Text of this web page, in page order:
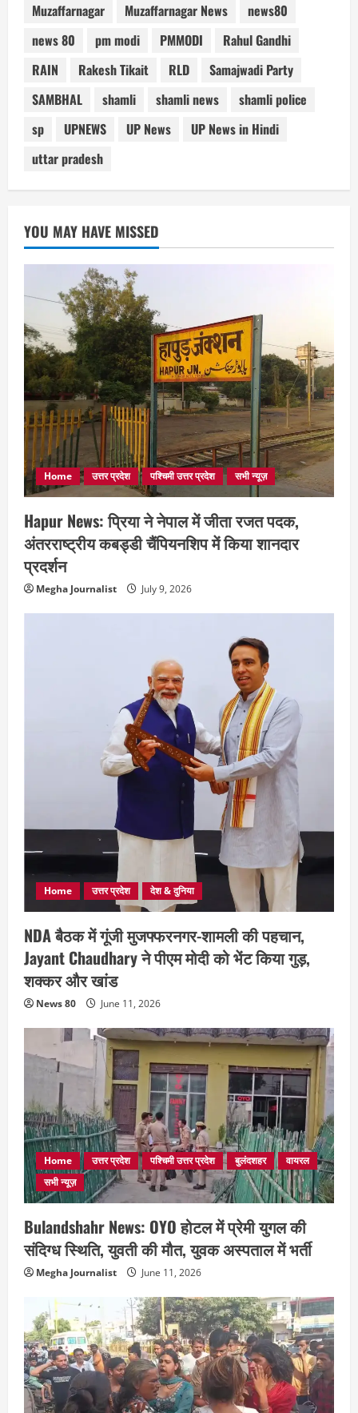
Muzaffarnagar
Muzaffarnagar News
news80
news 80
pm modi PMMODI
Rahul Gandhi
RAIN
Rakesh Tikait RLD
Samajwadi Party
SAMBHAL
shamli shamli news
shamli police
sp
UPNEWS UP News
UP News in Hindi
uttar pradesh
YOU MAY HAVE MISSED
Home उत्तर प्रदेश पश्चिमी उत्तर प्रदेश सभी न्यूज़
Hapur News: प्रिया ने नेपाल में जीता रजत पदक,
अंतरराष्ट्रीय कबड्डी चैंपियनशिप में किया शानदार
प्रदर्शन
Megha Journalist July 9, 2026
Home उत्तर प्रदेश देश & दुनिया
NDA बैठक में गूंजी मुजफ्फरनगर-शामली की पहचान,
Jayant Chaudhary ने पीएम मोदी को भेंट किया गुड़,
शक्कर और खांड
News 80 June 11, 2026
Home उत्तर प्रदेश पश्चिमी उत्तर प्रदेश बुलंदशहर
वायरल
सभी न्यूज़
Bulandshahr News: OYO होटल में प्रेमी युगल की
संदिग्ध स्थिति, युवती की मौत, युवक अस्पताल में भर्ती
Megha Journalist June 11, 2026